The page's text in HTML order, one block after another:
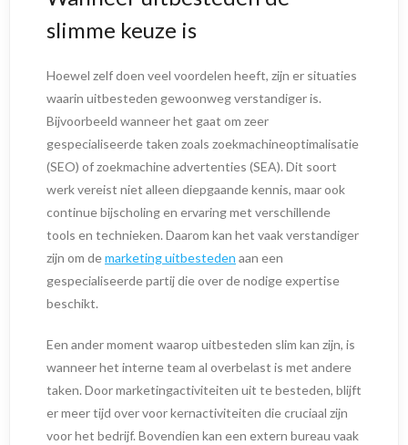
slimme keuze is
Hoewel zelf doen veel voordelen heeft, zijn er situaties
waarin uitbesteden gewoonweg verstandiger is.
Bijvoorbeeld wanneer het gaat om zeer
gespecialiseerde taken zoals zoekmachineoptimalisatie
(SEO) of zoekmachine advertenties (SEA). Dit soort
werk vereist niet alleen diepgaande kennis, maar ook
continue bijscholing en ervaring met verschillende
tools en technieken. Daarom kan het vaak verstandiger
zijn om demarketing uitbesteden aan een
gespecialiseerde partij die over de nodige expertise
beschikt.
Een ander moment waarop uitbesteden slim kan zijn, is
wanneer het interne team al overbelast is met andere
taken. Door marketingactiviteiten uit te besteden, blijft
er meer tijd over voor kernactiviteiten die cruciaal zijn
voor het bedrijf. Bovendien kan een extern bureau vaak